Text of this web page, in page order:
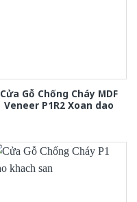
Cửa Gỗ Chống Cháy MDF
Veneer P1R2 Xoan dao